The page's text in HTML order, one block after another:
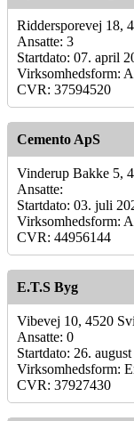
Riddersporevej 18,
Ansatte: 3
Startdato: 07. april
Virksomhedsform:
CVR: 37594520
Cemento ApS
Vinderup Bakke 5,
Ansatte:
Startdato: 03. juli
Virksomhedsform:
CVR: 44956144
E.T.S Byg
Vibevej 10, 4520
Ansatte: 0
Startdato: 26.
Virksomhedsform:
CVR: 37927430